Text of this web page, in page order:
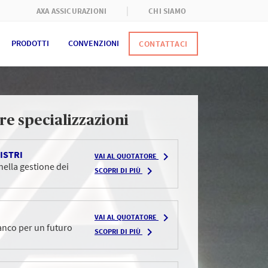
AXA ASSICURAZIONI CHI SIAMO
PRODOTTI CONVENZIONI CONTATTACI
specializzazioni
gestione dei
VAI AL QUOTATORE navigate_next
SCOPRI DI PIÙ navigate_next
per un futuro
VAI AL QUOTATORE navigate_next
SCOPRI DI PIÙ navigate_next